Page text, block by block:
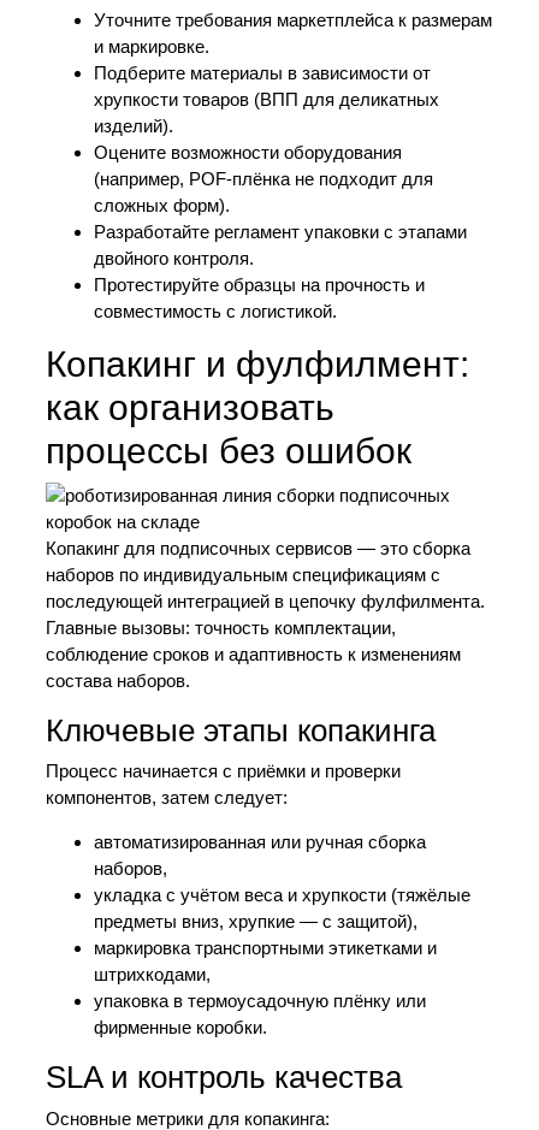
Уточните требования маркетплейса к размерам
и маркировке.
Подберите материалы в зависимости от
хрупкости товаров (ВПП для деликатных
изделий).
Оцените возможности оборудования
(например, POF-плёнка не подходит для
сложных форм).
Разработайте регламент упаковки с этапами
двойного контроля.
Протестируйте образцы на прочность и
совместимость с логистикой.
Копакинг и фулфилмент:
как организовать
процессы без ошибок
Копакинг для подписочных сервисов — это сборка
наборов по индивидуальным спецификациям с
последующей интеграцией в цепочку фулфилмента.
Главные вызовы: точность комплектации,
соблюдение сроков и адаптивность к изменениям
состава наборов.
Ключевые этапы копакинга
Процесс начинается с приёмки и проверки
компонентов, затем следует:
автоматизированная или ручная сборка
наборов,
укладка с учётом веса и хрупкости (тяжёлые
предметы вниз, хрупкие — с защитой),
маркировка транспортными этикетками и
штрихкодами,
упаковка в термоусадочную плёнку или
фирменные коробки.
SLA и контроль качества
Основные метрики для копакинга: